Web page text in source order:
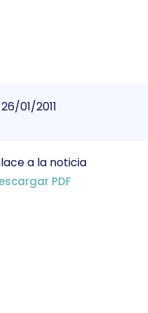
26/01/2011
a la noticia
PDF